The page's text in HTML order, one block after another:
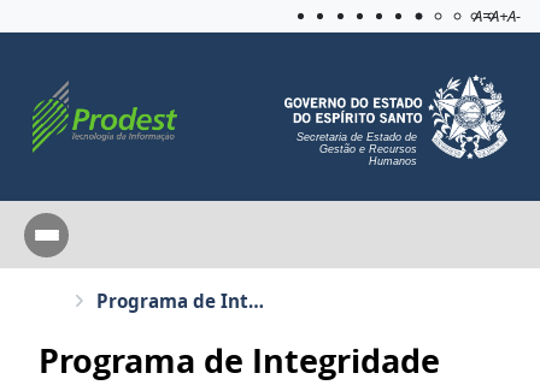
Aplicar
A=A+A-
Secretaria de Estado de
Gestão e Recursos
Humanos
Programa de Integridade
Programa de Integridade